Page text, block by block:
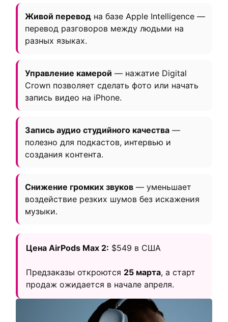
Живой перевод на базе Apple Intelligence —
перевод разговоров между людьми на
разных языках.
Управление камерой — нажатие Digital
Crown позволяет сделать фото или начать
запись видео на iPhone.
Запись аудио студийного качества —
полезно для подкастов, интервью и
создания контента.
Снижение громких звуков — уменьшает
воздействие резких шумов без искажения
музыки.
Цена AirPods Max 2: $549 в США
Предзаказы откроются 25 марта, а старт
продаж ожидается в начале апреля.